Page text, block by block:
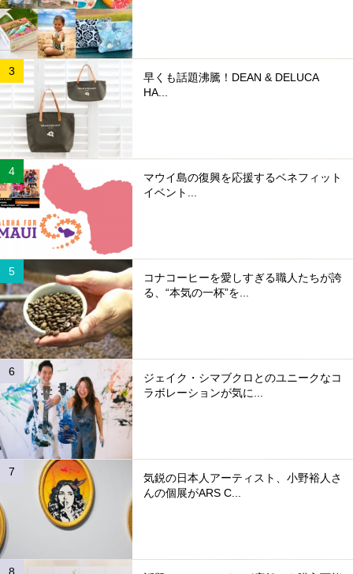
早くも話題沸騰！DEAN & DELUCA
HA...
マウイ島の復興を応援するベネフィット
イベント...
コナコーヒーを愛しすぎる職人たちが誇
る、“本気の一杯”を...
ジェイク・シマブクロとのユニークなコ
ラボレーションが気に...
気鋭の日本人アーティスト、小野裕人さ
んの個展がARS C...